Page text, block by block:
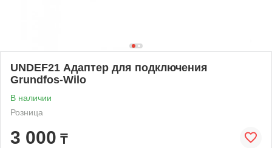
UNDEF21 Адаптер для подключения
Grundfos-Wilo
В наличии
Розница
3 000 ₸